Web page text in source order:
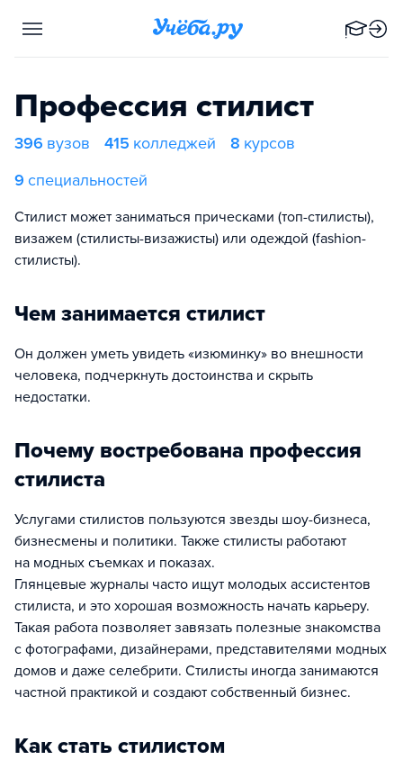
Профессия стилист
396 вузов 415 колледжей 8 курсов
9 специальностей
Стилист может заниматься прическами (топ-стилисты),
визажем (стилисты-визажисты) или одеждой (fashion-
стилисты).
Чем занимается стилист
Он должен уметь увидеть «изюминку» во внешности
человека, подчеркнуть достоинства и скрыть
недостатки.
Почему востребована профессия
стилиста
Услугами стилистов пользуются звезды шоу-бизнеса,
бизнесмены и политики. Также стилисты работают
на модных съемках и показах.
Глянцевые журналы часто ищут молодых ассистентов
стилиста, и это хорошая возможность начать карьеру.
Такая работа позволяет завязать полезные знакомства
с фотографами, дизайнерами, представителями модных
домов и даже селебрити. Стилисты иногда занимаются
частной практикой и создают собственный бизнес.
Как стать стилистом